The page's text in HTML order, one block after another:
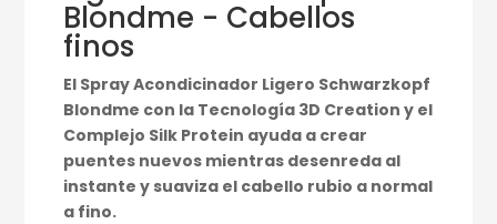
Blondme - Cabellos
finos
El Spray Acondicinador Ligero Schwarzkopf
Blondme con la Tecnología 3D Creation y el
Complejo Silk Protein ayuda a crear
puentes nuevos mientras desenreda al
instante y suaviza el cabello rubio a normal
a fino.